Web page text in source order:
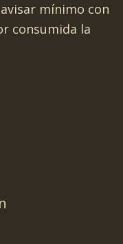
mínimo con
consumida la